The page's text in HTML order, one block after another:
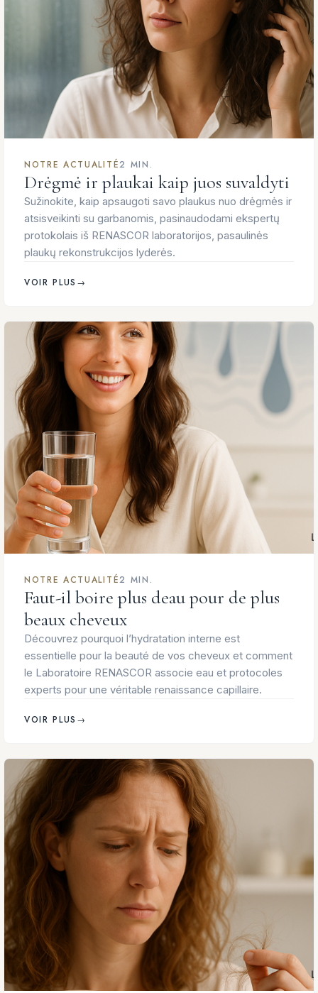
NOTRE ACTUALITÉ2 MIN.
Drėgmė ir plaukai kaip juos suvaldyti
Sužinokite, kaip apsaugoti savo plaukus nuo drėgmės ir
atsisveikinti su garbanomis, pasinaudodami ekspertų
protokolais iš RENASCOR laboratorijos, pasaulinės
plaukų rekonstrukcijos lyderės.
VOIR PLUS →
NOTRE ACTUALITÉ2 MIN.
Faut-il boire plus deau pour de plus
beaux cheveux
Découvrez pourquoi l’hydratation interne est
essentielle pour la beauté de vos cheveux et comment
le Laboratoire RENASCOR associe eau et protocoles
experts pour une véritable renaissance capillaire.
VOIR PLUS →